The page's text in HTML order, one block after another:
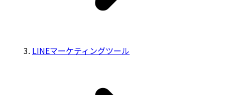
LINEマーケティングツール